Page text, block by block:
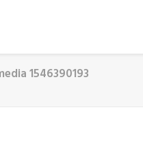
1546390193